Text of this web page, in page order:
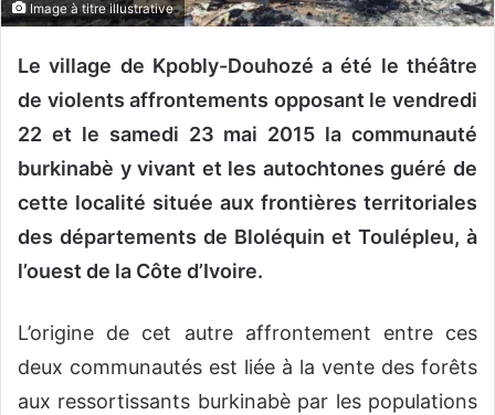
r
i
e
Image à titre illustrative
Le village de Kpobly-Douhozé a été le théâtre
de violents affrontements opposant le vendredi
22 et le samedi 23 mai 2015 la communauté
burkinabè y vivant et les autochtones guéré de
cette localité située aux frontières territoriales
des départements de Bloléquin et Toulépleu, à
l’ouest de la Côte d’Ivoire.
L’origine de cet autre affrontement entre ces
deux communautés est liée à la vente des forêts
aux ressortissants burkinabè par les populations